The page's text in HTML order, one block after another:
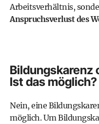
Arbeitsverhältnis,
Anspruchsverlust des
Bildungskarenz
Ist das möglich?
Nein, eine
möglich. Um